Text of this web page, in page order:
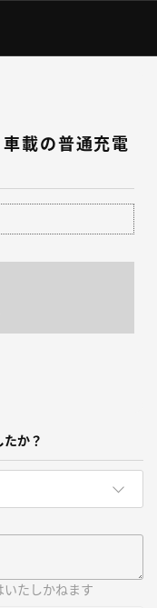
載の普通充電
たか？
いたしかねます